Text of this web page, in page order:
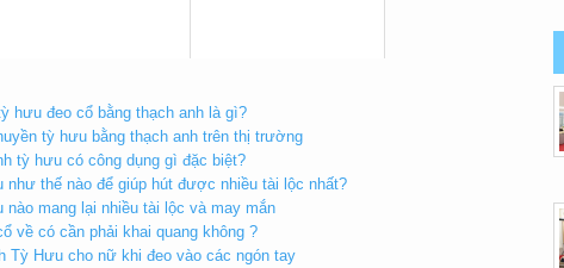
hưu đeo cổ bằng thạch anh là gì?
tỳ hưu bằng thạch anh trên thị trường
tỳ hưu có công dụng gì đặc biệt?
như thế nào để giúp hút được nhiều tài lộc nhất?
nào mang lại nhiều tài lộc và may mắn
về có cần phải khai quang không ?
Tỳ Hưu cho nữ khi đeo vào các ngón tay